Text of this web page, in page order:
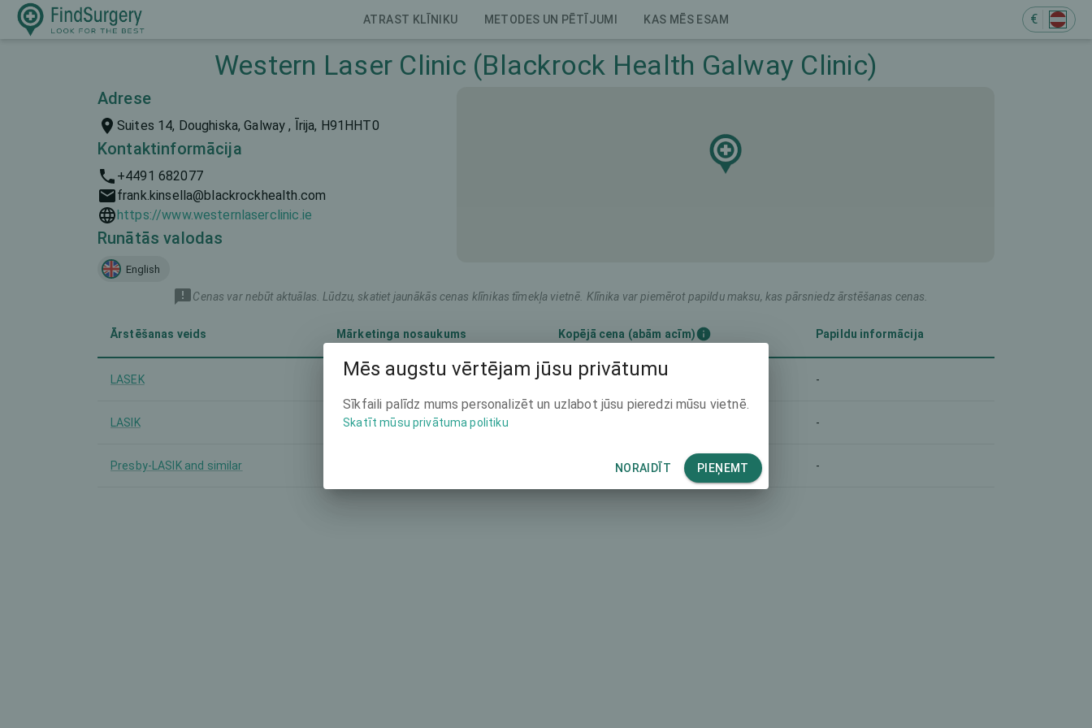
ATRAST KLĪNIKU METODES UN PĒTĪJUMI KAS MĒS ESAM €
Western Laser Clinic (Blackrock Health Galway Clinic)
Adrese
Suites 14, Doughiska, Galway , Īrija, H91HHT0
Kontaktinformācija
+4491 682077
frank.kinsella@blackrockhealth.com
https://www.westernlaserclinic.ie
Runātās valodas
English
Cenas var nebūt aktuālas. Lūdzu, skatiet jaunākās cenas klīnikas tīmekļa vietnē. Klīnika var piemērot papildu maksu, kas pārsniedz ārstēšanas cenas.
Ārstēšanas veids Mārketinga nosaukums Kopējā cena (abām acīm) Papildu informācija
LASEK - -
LASIK -
Presby-LASIK and similar -
Mēs augstu vērtējam jūsu privātumu
Sīkfaili palīdz mums personalizēt un uzlabot jūsu pieredzi mūsu vietnē.
Skatīt mūsu privātuma politiku
NORAIDĪT PIEŅEMT